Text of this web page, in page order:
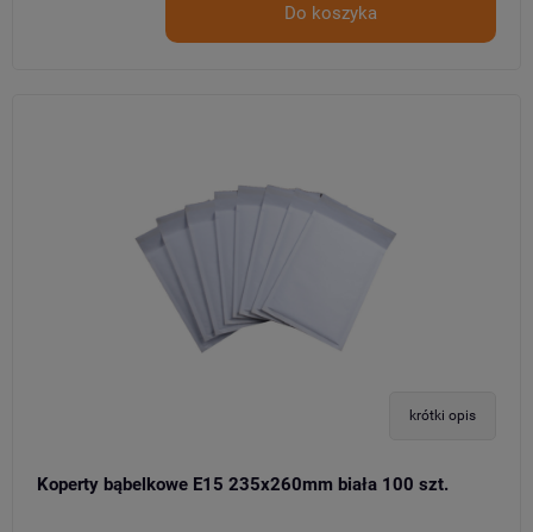
Do koszyka
krótki opis
Koperty bąbelkowe E15 235x260mm biała 100 szt.